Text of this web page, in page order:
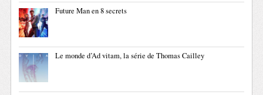
Future Man en 8 secrets
Le monde d’Ad vitam, la série de Thomas Cailley